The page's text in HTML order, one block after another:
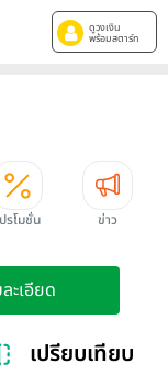
ดูวงเงิน
พร้อมสตาร์ท
รโมชั่น ข่าว
ะเอียด
เปรียบเทียบ